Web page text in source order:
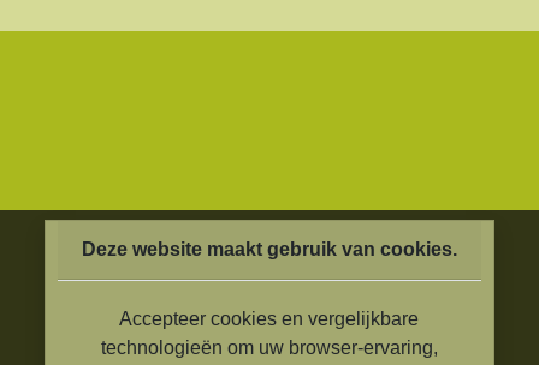
Deze website maakt gebruik van cookies.
Accepteer cookies en vergelijkbare
technologieën om uw browser-ervaring,